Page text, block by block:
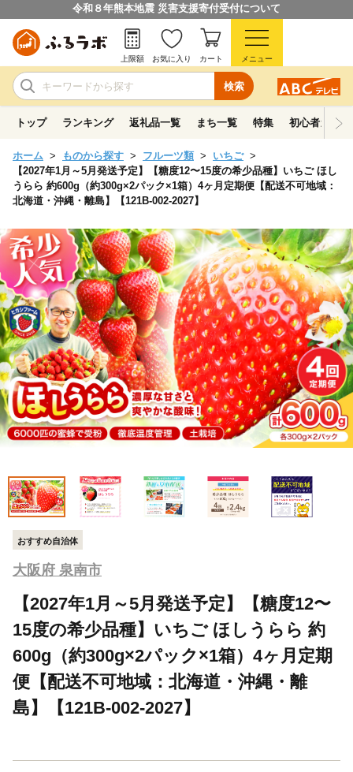
令和８年熊本地震 災害支援寄付受付について
検索
上限額 お気に入り カート メニュー
トップ ランキング 返礼品一覧 まち一覧 特集 初心者ガイド
ホーム ものから探す フルーツ類
いちご
【2027年1月～5月発送予定】【糖度12〜15度の希少品種】いちご ほし
うらら 約600g（約300g×2パック×1箱）4ヶ月定期便【配送不可地域：
北海道・沖縄・離島】【121B-002-2027】
おすすめ自治体
大阪府 泉南市
【2027年1月～5月発送予定】【糖度12〜
15度の希少品種】いちご ほしうらら 約
600g（約300g×2パック×1箱）4ヶ月定期
便【配送不可地域：北海道・沖縄・離
島】【121B-002-2027】